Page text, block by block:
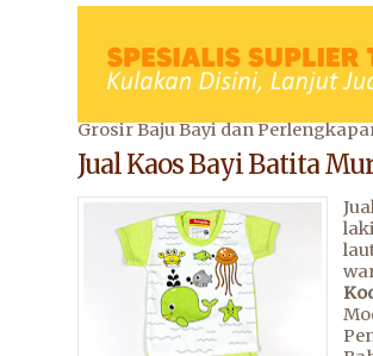
Grosir Baju Bayi dan
Jual Kaos Bayi Batita